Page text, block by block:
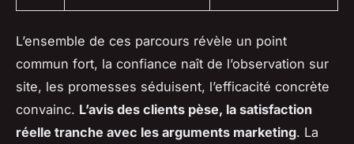
L’ensemble de ces parcours révèle un point
commun fort, la confiance naît de l’observation sur
site, les promesses séduisent, l’efficacité concrète
convainc. L’avis des clients pèse, la satisfaction
réelle tranche avec les arguments marketing. La